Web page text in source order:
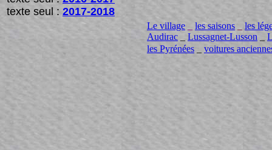
texte seul : 2017-2018
Le village les saisons
les
Audirac
Lussagnet-Lusson
les Pyrénées
voitures